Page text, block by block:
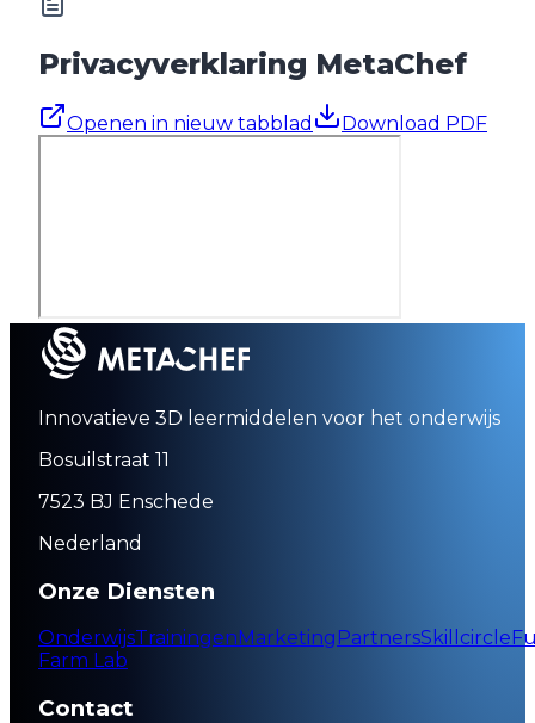
Privacyverklaring MetaChef
Openen in nieuw tabblad Download PDF
Innovatieve 3D leermiddelen voor het onderwijs
Bosuilstraat 11
7523 BJ Enschede
Nederland
Onze Diensten
OnderwijsTrainingen Marketing PartnersSkillcircle
Farm Lab
Contact